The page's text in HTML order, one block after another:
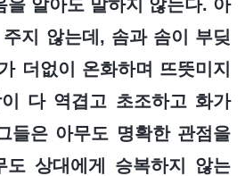
을 알아도 말하지 않는다. 아
지 않는데, 솜과 솜이 부딪
더없이 온화하며 뜨뜻미지
다 역겹고 초조하고 화가
들은 아무도 명확한 관점을
도 상대에게 승복하지 않는